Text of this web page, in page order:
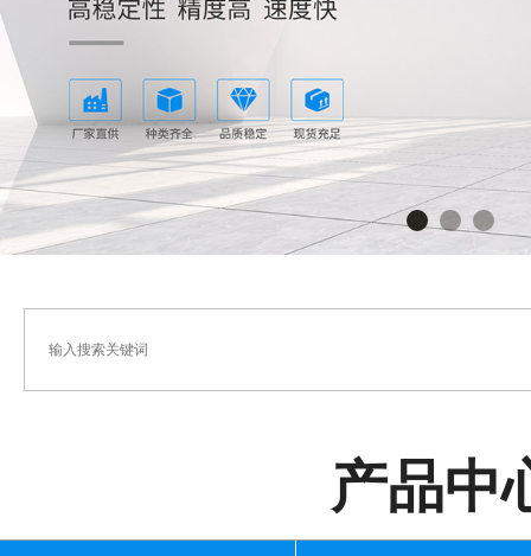
产品中